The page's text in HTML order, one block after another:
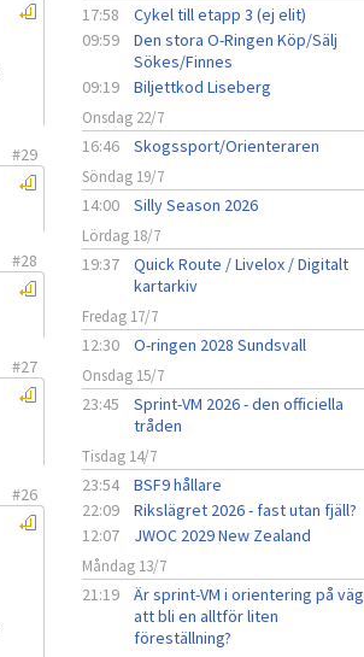
#29
#28
#27
#26
17:58 Cykel till etapp 3 (ej elit)
09:59
Den stora O-Ringen Köp/Sälj
Sökes/Finnes
09:19 Biljettkod Liseberg
Onsdag 22/7
16:46 Skogssport/Orienteraren
Söndag 19/7
14:00 Silly Season 2026
Lördag 18/7
19:37
Quick Route / Livelox / Digitalt
kartarkiv
Fredag 17/7
12:30 O-ringen 2028 Sundsvall
Onsdag 15/7
23:45
Sprint-VM 2026 - den officiella
tråden
Tisdag 14/7
23:54 BSF9 hållare
22:09
Rikslägret 2026 - fast utan fjäll?
12:07
JWOC 2029 New Zealand
Måndag 13/7
21:19
Är sprint-VM i orientering på väg
att bli en alltför liten
föreställning?